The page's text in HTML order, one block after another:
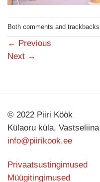
Both comments and
← Previous
Next →
© 2022 Piiri Köök
Külaoru küla,
info@piirikook.ee
Privaatsustingimused
Müügitingimused